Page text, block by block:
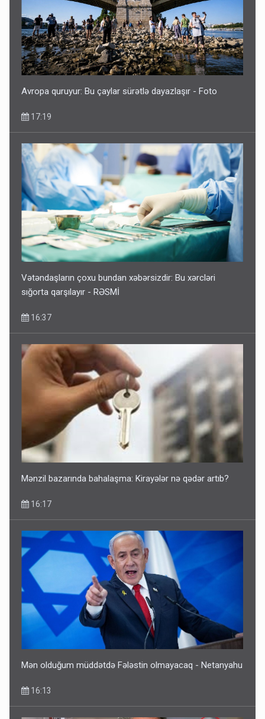
Avropa quruyur: Bu çaylar sürətlə dayazlaşır - Foto
17:19
Vətəndaşların çoxu bundan xəbərsizdir: Bu xərcləri
sığorta qarşılayır - RƏSMİ
16:37
Mənzil bazarında bahalaşma: Kirayələr nə qədər artıb?
16:17
Mən olduğum müddətdə Fələstin olmayacaq - Netanyahu
16:13